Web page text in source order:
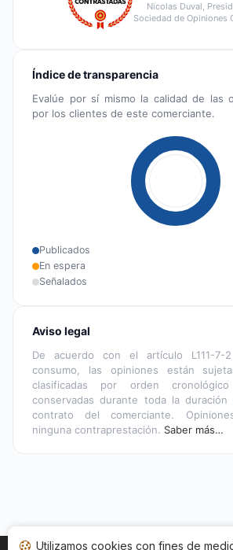
Nicolas Duval,
Sociedad de Opiniones
Índice de transparencia
Evalúe por sí mismo la calidad de las
por los clientes de este comerciante.
Publicados
En espera
Señalados
Aviso legal
De acuerdo con el artículo L111-7-
consumo, las opiniones están
clasificadas por orden
conservadas durante toda la
contrato del comerciante.
ninguna contraprestación. Saber más…
Utilizamos cookies con fines de